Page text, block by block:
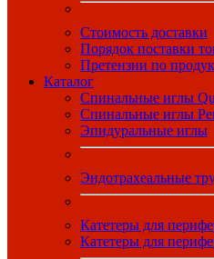
Стоимость доставки
Порядок поставки
Претензии по
Каталог
Спинальные иглы
Спинальные иглы
Эпидуральные иглы
Эндотрахеальные
Катетеры для
Катетеры для